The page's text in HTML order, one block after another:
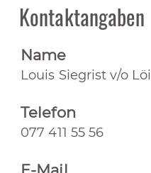
Kontaktangaben
Name
Louis Siegrist v/o Löi
Telefon
077 411 55 56